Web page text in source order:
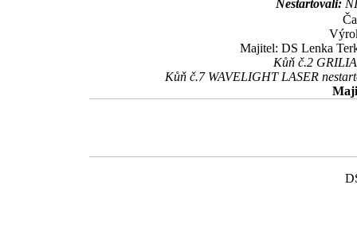
Nestartovali:
Majitel: DS Lenka
Kůň č.2
Kůň č.7 WAVELIGHT LASER